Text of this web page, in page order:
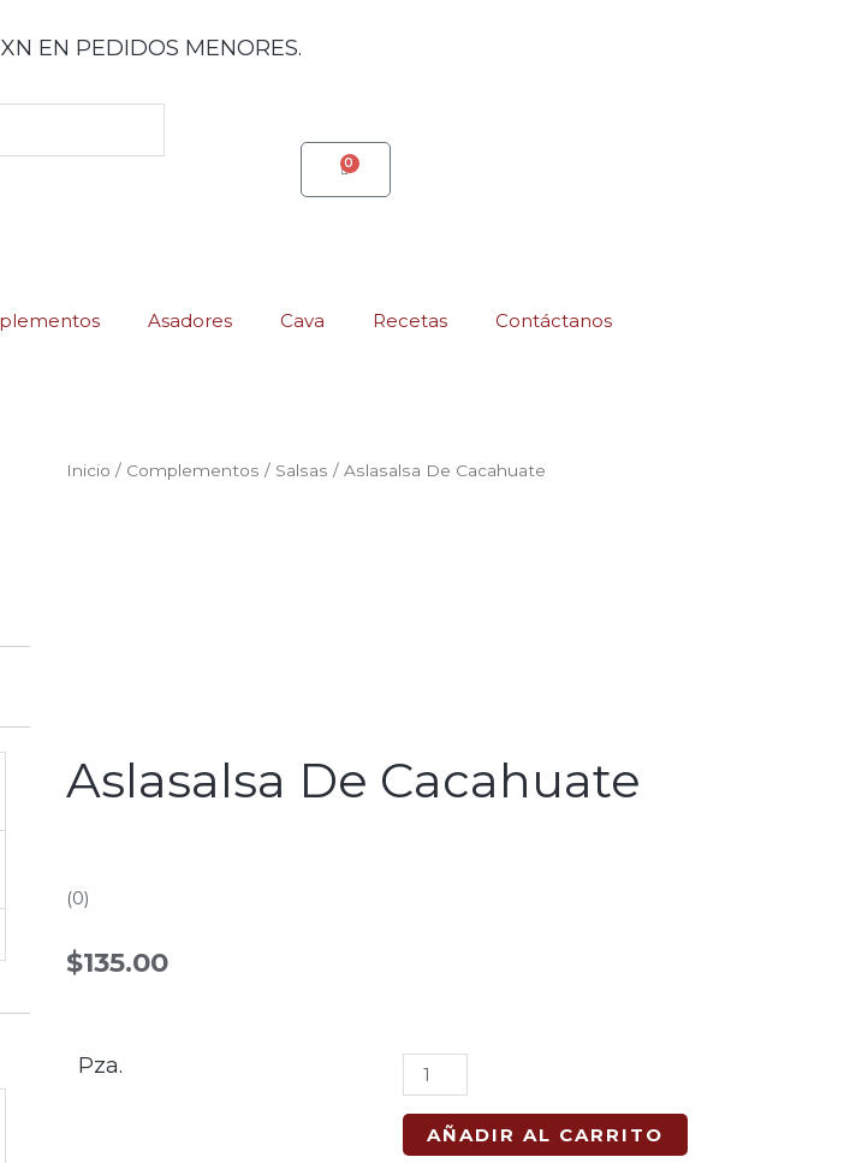
EN PEDIDOS MENORES.
0CART
Asadores Cava Recetas Contáctanos
Inicio / Complementos / Salsas / Aslasalsa De Cacahuate
Aslasalsa De Cacahuate
0.0
of
(0)
$135.00
Pza.
Aslasalsa
De
Cacahuate
AÑADIR AL CARRITO